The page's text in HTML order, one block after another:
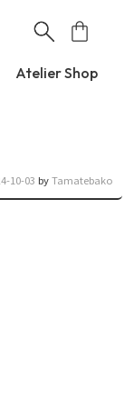
Atelier Shop
10-03 byTamatebako